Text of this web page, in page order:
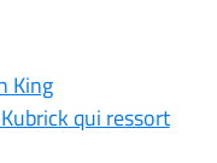
King
qui ressort